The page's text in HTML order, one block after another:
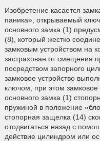
Изобретение касается
паника», открываемый
основного замка (1)
(8), который жестко
замковым устройством на
застрахован от смещения
посредством запорного
замковое устройство
ключом, при этом замковое
основного замка (1)
пружиной в положение
стопорная защелка (14)
отодвигаться назад с
действие цилиндром или